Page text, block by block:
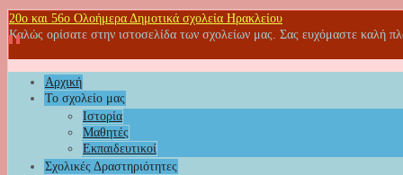
20o και 56ο Ολοήμερα Δημοτικά σχολεία Ηρακλείου
Καλώς ορίσατε στην ιστοσελίδα των σχολείων μας. Σας ευχόμαστε καλή
Αρχική
Το σχολείο μας
Ιστορία
Μαθητές
Εκπαιδευτικοί
Σχολικές Δραστηριότητες